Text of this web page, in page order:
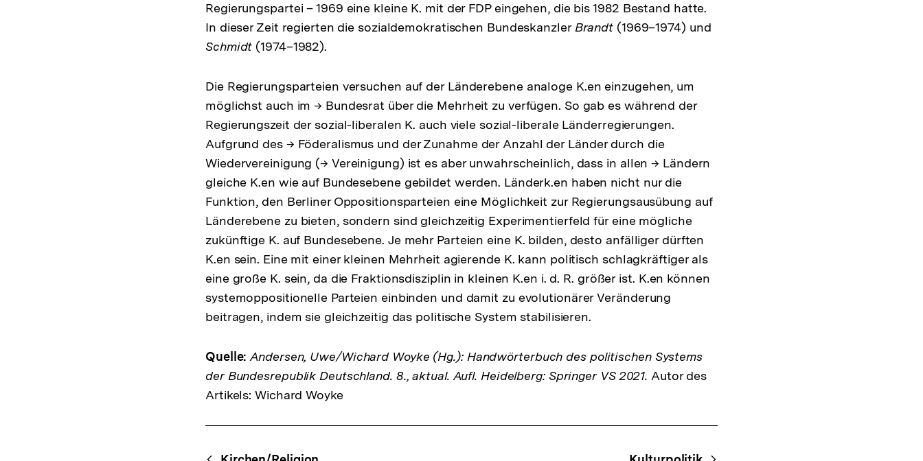
Regierungspartei – 1969 eine kleine K. mit der FDP eingehen, die bis 1982 Bestand hatte.
In dieser Zeit regierten die sozialdemokratischen Bundeskanzler Brandt (1969–1974) und
Schmidt (1974–1982).
Die Regierungsparteien versuchen auf der Länderebene analoge K.en einzugehen, um
möglichst auch im → Bundesrat über die Mehrheit zu verfügen. So gab es während der
Regierungszeit der sozial-liberalen K. auch viele sozial-liberale Länderregierungen.
Aufgrund des → Föderalismus und der Zunahme der Anzahl der Länder durch die
Wiedervereinigung (→ Vereinigung) ist es aber unwahrscheinlich, dass in allen → Ländern
gleiche K.en wie auf Bundesebene gebildet werden. Länderk.en haben nicht nur die
Funktion, den Berliner Oppositionsparteien eine Möglichkeit zur Regierungsausübung auf
Länderebene zu bieten, sondern sind gleichzeitig Experimentierfeld für eine mögliche
zukünftige K. auf Bundesebene. Je mehr Parteien eine K. bilden, desto anfälliger dürften
K.en sein. Eine mit einer kleinen Mehrheit agierende K. kann politisch schlagkräftiger als
eine große K. sein, da die Fraktionsdisziplin in kleinen K.en i. d. R. größer ist. K.en können
systemoppositionelle Parteien einbinden und damit zu evolutionärer Veränderung
beitragen, indem sie gleichzeitig das politische System stabilisieren.
Quelle: Andersen, Uwe/Wichard Woyke (Hg.): Handwörterbuch des politischen Systems
der Bundesrepublik Deutschland. 8., aktual. Aufl. Heidelberg: Springer VS 2021. Autor des
Artikels: Wichard Woyke
Fussnoten
Content-